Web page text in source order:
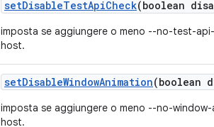
setDisableTestApiCheck(boolean
imposta se aggiungere o meno --no-test-
host.
setDisableWindowAnimation(boolean
imposta se aggiungere o meno --no-
host.